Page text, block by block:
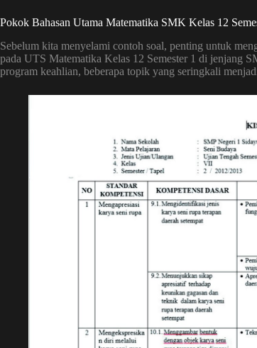
Pokok Bahasan Utama Matematika SMK Kelas 12
Sebelum kita menyelami contoh soal, penting untuk
pada UTS Matematika Kelas 12 Semester 1 di jenjang
program keahlian, beberapa topik yang seringkali